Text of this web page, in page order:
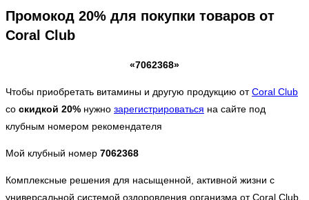
Промокод 20% для покупки товаров от
Coral Club
«7062368»
Чтобы приобретать витамины и другую продукцию отCoral Club
со скидкой 20% нужно зарегистрироваться на сайте под
клубным номером рекомендателя
Мой клубный номер 7062368
Комплексные решения для насыщенной, активной жизни с
универсальной системой оздоровления организма от Coral Club.